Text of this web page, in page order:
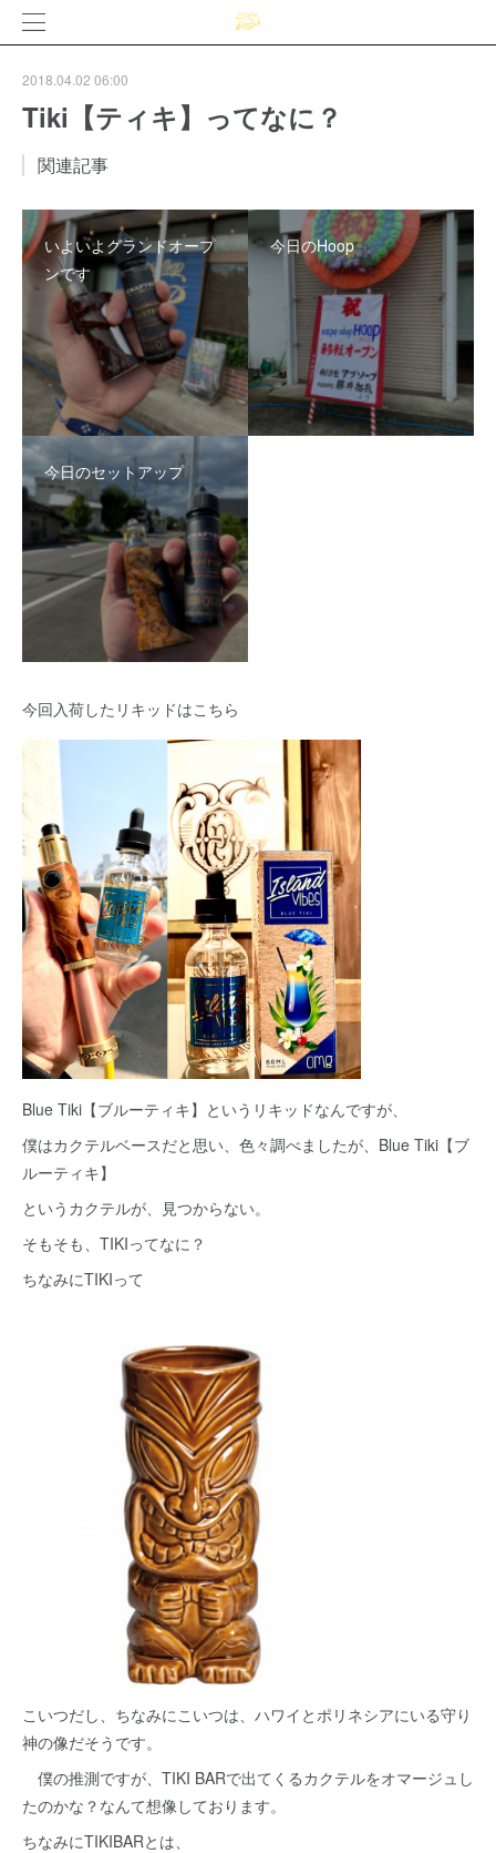
2018.04.02 06:00
Tiki【ティキ】ってなに？
関連記事
いよいよグランドオープ
ンです
今日のHoop
今日のセットアップ
今回入荷したリキッドはこちら
Blue Tiki【ブルーティキ】というリキッドなんですが、
僕はカクテルベースだと思い、色々調べましたが、Blue Tiki【ブ
ルーティキ】
というカクテルが、見つからない。
そもそも、TIKIってなに？
ちなみにTIKIって
こいつだし、ちなみにこいつは、ハワイとポリネシアにいる守り
神の像だそうです。
僕の推測ですが、TIKI BARで出てくるカクテルをオマージュし
たのかな？なんて想像しております。
ちなみにTIKIBARとは、